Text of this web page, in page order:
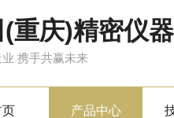
重庆)精密仪
携手共赢未来
页 产品中心